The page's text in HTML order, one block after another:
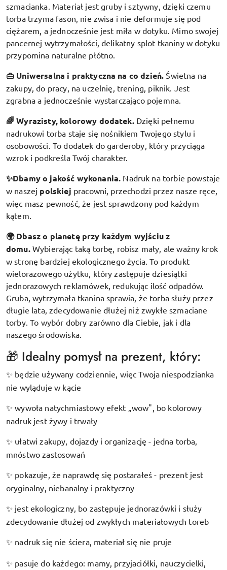
szmacianka. Materiał jest gruby i sztywny, dzięki czemu
torba trzyma fason, nie zwisa i nie deformuje się pod
ciężarem, a jednocześnie jest miła w dotyku. Mimo swojej
pancernej wytrzymałości, delikatny splot tkaniny w dotyku
przypomina naturalne płótno.
👜 Uniwersalna i praktyczna na co dzień. Świetna na
zakupy, do pracy, na uczelnię, trening, piknik. Jest
zgrabna a jednocześnie wystarczająco pojemna.
🌈 Wyrazisty, kolorowy dodatek. Dzięki pełnemu
nadrukowi torba staje się nośnikiem Twojego stylu i
osobowości. To dodatek do garderoby, który przyciąga
wzrok i podkreśla Twój charakter.
✨Dbamy o jakość wykonania. Nadruk na torbie powstaje
w naszej polskiej pracowni, przechodzi przez nasze ręce,
więc masz pewność, że jest sprawdzony pod każdym
kątem.
🌍 Dbasz o planetę przy każdym wyjściu z
domu. Wybierając taką torbę, robisz mały, ale ważny krok
w stronę bardziej ekologicznego życia. To produkt
wielorazowego użytku, który zastępuje dziesiątki
jednorazowych reklamówek, redukując ilość odpadów.
Gruba, wytrzymała tkanina sprawia, że torba służy przez
długie lata, zdecydowanie dłużej niż zwykłe szmaciane
torby. To wybór dobry zarówno dla Ciebie, jak i dla
naszego środowiska.
🎁 Idealny pomysł na prezent, który:
✨ będzie używany codziennie, więc Twoja niespodzianka
nie wyląduje w kącie
✨ wywoła natychmiastowy efekt „wow", bo kolorowy
nadruk jest żywy i trwały
✨ ułatwi zakupy, dojazdy i organizację - jedna torba,
mnóstwo zastosowań
✨ pokazuje, że naprawdę się postarałeś - prezent jest
oryginalny, niebanalny i praktyczny
✨ jest ekologiczny, bo zastępuje jednorazówki i służy
zdecydowanie dłużej od zwykłych materiałowych toreb
✨ nadruk się nie ściera, materiał się nie pruje
✨ pasuje do każdego: mamy, przyjaciółki, nauczycielki,